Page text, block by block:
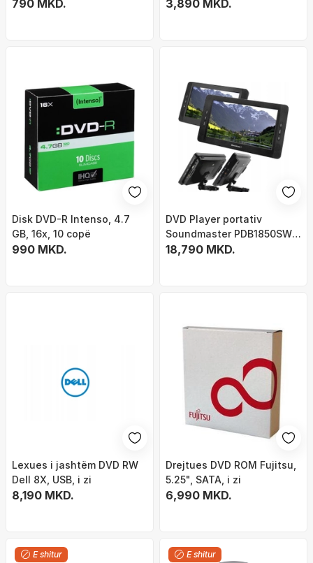
10copë
790 MKD. 3,890 MKD.
Disk DVD-R Intenso, 4.7
GB, 16x, 10 copë
990 MKD.
DVD Player portativ
Soundmaster PDB1850SW,
ekran 10.2", rezolucion
18,790 MKD.
Lexues i jashtëm DVD RW
Dell 8X, USB, i zi
8,190 MKD.
Drejtues DVD ROM Fujitsu,
5.25", SATA, i zi
6,990 MKD.
E shitur E shitur